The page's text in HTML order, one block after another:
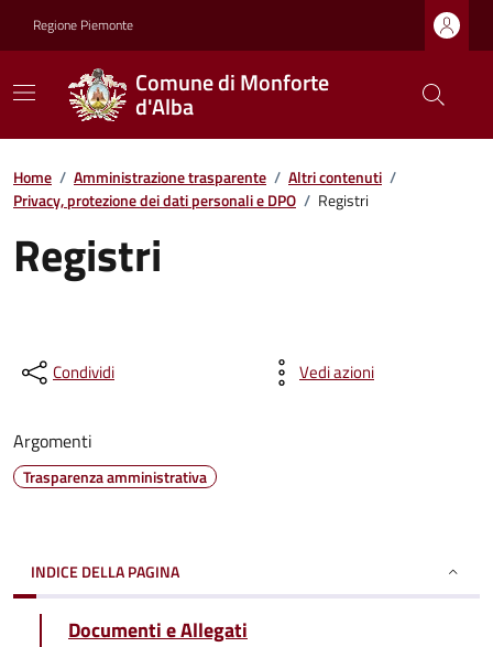
Regione Piemonte
Comune di Monforte
d'Alba
Home / Amministrazione trasparente / Altri contenuti /
Privacy, protezione dei dati personali e DPO / Registri
Registri
Condividi Vedi azioni
Argomenti
Trasparenza amministrativa
INDICE DELLA PAGINA
Documenti e Allegati